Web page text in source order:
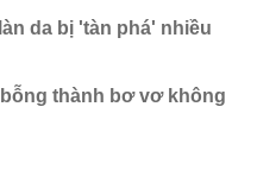
da bị 'tàn phá' nhiều
thành bơ vơ không